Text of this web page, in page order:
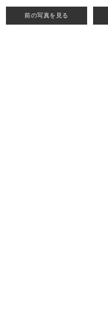
前の写真を見る